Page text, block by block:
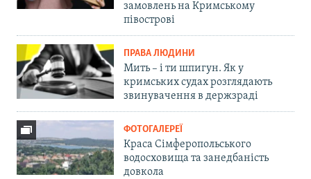
замовлень на Кримському
півострові
ПРАВА ЛЮДИНИ
Мить – і ти шпигун. Як у
кримських судах розглядають
звинувачення в держзраді
ФОТОГАЛЕРЕЇ
Краса Сімферопольського
водосховища та занедбаність
довкола